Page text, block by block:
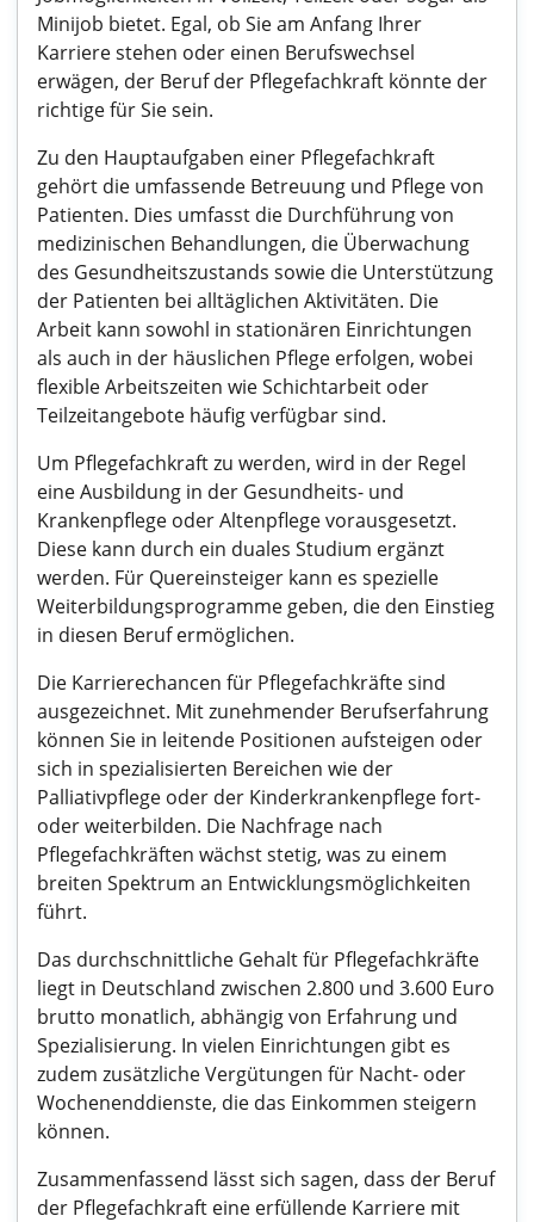
Minijob bietet. Egal, ob Sie am Anfang Ihrer
Karriere stehen oder einen Berufswechsel
erwägen, der Beruf der Pflegefachkraft könnte der
richtige für Sie sein.
Zu den Hauptaufgaben einer Pflegefachkraft
gehört die umfassende Betreuung und Pflege von
Patienten. Dies umfasst die Durchführung von
medizinischen Behandlungen, die Überwachung
des Gesundheitszustands sowie die Unterstützung
der Patienten bei alltäglichen Aktivitäten. Die
Arbeit kann sowohl in stationären Einrichtungen
als auch in der häuslichen Pflege erfolgen, wobei
flexible Arbeitszeiten wie Schichtarbeit oder
Teilzeitangebote häufig verfügbar sind.
Um Pflegefachkraft zu werden, wird in der Regel
eine Ausbildung in der Gesundheits- und
Krankenpflege oder Altenpflege vorausgesetzt.
Diese kann durch ein duales Studium ergänzt
werden. Für Quereinsteiger kann es spezielle
Weiterbildungsprogramme geben, die den Einstieg
in diesen Beruf ermöglichen.
Die Karrierechancen für Pflegefachkräfte sind
ausgezeichnet. Mit zunehmender Berufserfahrung
können Sie in leitende Positionen aufsteigen oder
sich in spezialisierten Bereichen wie der
Palliativpflege oder der Kinderkrankenpflege fort-
oder weiterbilden. Die Nachfrage nach
Pflegefachkräften wächst stetig, was zu einem
breiten Spektrum an Entwicklungsmöglichkeiten
führt.
Das durchschnittliche Gehalt für Pflegefachkräfte
liegt in Deutschland zwischen 2.800 und 3.600 Euro
brutto monatlich, abhängig von Erfahrung und
Spezialisierung. In vielen Einrichtungen gibt es
zudem zusätzliche Vergütungen für Nacht- oder
Wochenenddienste, die das Einkommen steigern
können.
Zusammenfassend lässt sich sagen, dass der Beruf
der Pflegefachkraft eine erfüllende Karriere mit